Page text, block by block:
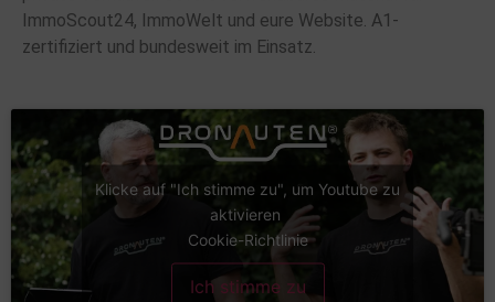
ImmoScout24, ImmoWelt und eure Website. A1-
zertifiziert und bundesweit im Einsatz.
Klicke auf "Ich stimme zu", um Youtube zu
aktivieren
Cookie-Richtlinie
Ich stimme zu